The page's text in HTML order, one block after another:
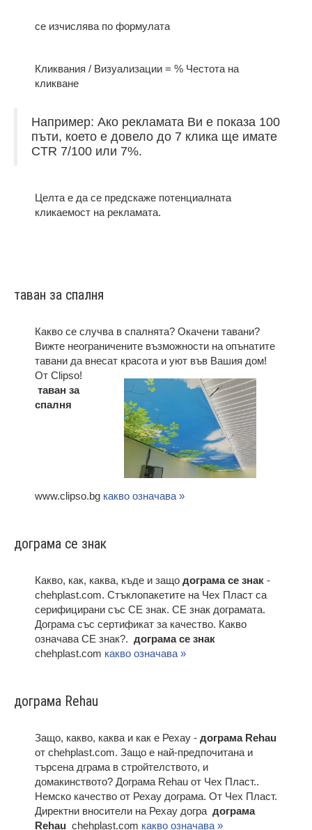
се изчислява по формулата
Кликвания / Визуализации = % Честота на
кликване
Например: Ако рекламата Ви е показа 100
пъти, което е довело до 7 клика ще имате
CTR 7/100 или 7%.
Целта е да се предскаже потенциалната
кликаемост на рекламата.
таван за спалня
Какво се случва в спалнята? Окачени тавани?
Вижте неограничените възможности на опънатите
тавани да внесат красота и уют във Вашия дом!
От Clipso!
таван за
спалня
www.clipso.bg какво означава »
дограма ce знак
Какво, как, каква, къде и защо дограма ce знак -
chehplast.com. Стъклопакетите на Чех Пласт са
серифицирани със CE знак. СЕ знак дограмата.
Дограма със сертификат за качество. Какво
означава СЕ знак?. дограма ce знак
chehplast.com какво означава »
дограма Rehau
Защо, какво, каква и как е Рехау - дограма Rehau
от chehplast.com. Защо е най-предпочитана и
търсена дграма в стройтелството, и
домакинството? Дограма Rehau от Чех Пласт..
Немско качество от Рехау дограма. От Чех Пласт.
Директни вносители на Рехау догра дограма
Rehau chehplast.com какво означава »